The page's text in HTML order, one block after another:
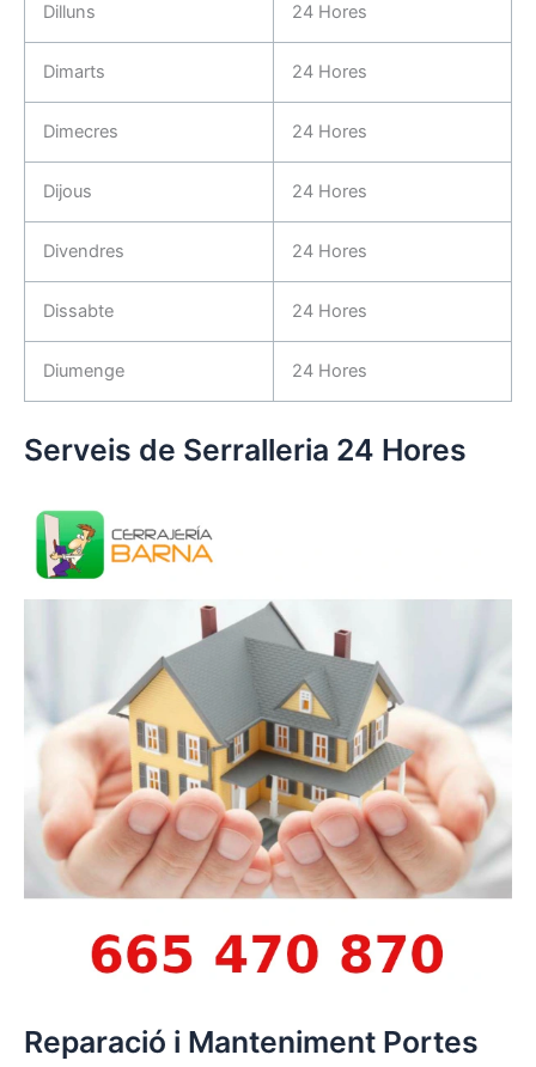
Dilluns 24 Hores
Dimarts 24 Hores
Dimecres 24 Hores
Dijous 24 Hores
Divendres 24 Hores
Dissabte 24 Hores
Diumenge 24 Hores
Serveis de Serralleria 24 Hores
Reparació i Manteniment Portes